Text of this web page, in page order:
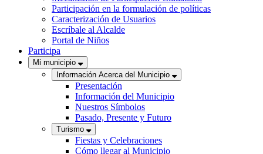
Participación en la formulación de políticas
Caracterización de Usuarios
Escríbale al Alcalde
Portal de Niños
Participa
Mi municipio
Información Acerca del Municipio
Presentación
Información del Municipio
Nuestros Símbolos
Pasado, Presente y Futuro
Turismo
Fiestas y Celebraciones
Cómo llegar al Municipio